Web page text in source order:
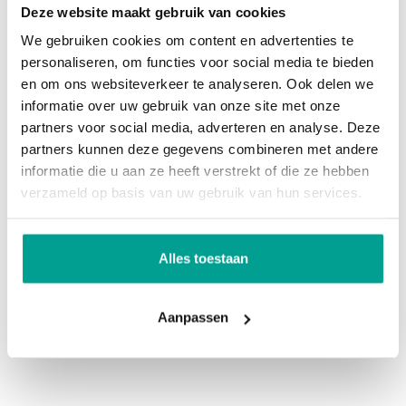
Deze website maakt gebruik van cookies
We gebruiken cookies om content en advertenties te
personaliseren, om functies voor social media te bieden
en om ons websiteverkeer te analyseren. Ook delen we
informatie over uw gebruik van onze site met onze
partners voor social media, adverteren en analyse. Deze
partners kunnen deze gegevens combineren met andere
informatie die u aan ze heeft verstrekt of die ze hebben
verzameld op basis van uw gebruik van hun services.
Alles toestaan
Aanpassen
goed is nagedacht over duurzaamheid en
energiezuinigheid. De woningen beschikken
allemaal over een bodemwarmtepomp en
zonnepanelen. Voor de woningen geldt dat ze een
energielabel A++++ hebben; dat wil zeggen: de
woningen wekken meer dan genoeg hernieuwbare
energie op om het gebouw gebonden
fossiele energieverbruik te reduceren.
Overig
Permanente bewoning Ja
Onderhoud binnen
Onderhoud buiten Uitstekend
Kadastrale gegevens